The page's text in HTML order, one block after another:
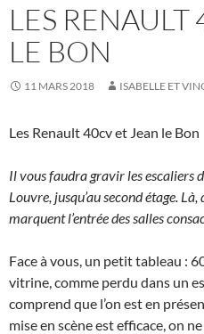
LES RENAULT
LE BON
11 MARS 2018 ISABELLE ET
Les Renault 40cv et Jean le Bon
Il vous faudra gravir les escaliers
Louvre, jusqu’au second étage.
marquent l’entrée des salles
Face à vous, un petit tableau :
vitrine, comme perdu dans un
comprend que l’on est en
mise en scène est efficace, on